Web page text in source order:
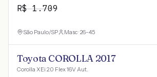
R$1.709
São Paulo/SP Masc · 26-45
Toyota COROLLA 2017
Corolla XEi 2.0 Flex 16V Aut.